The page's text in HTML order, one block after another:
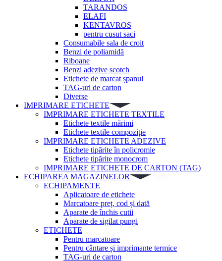
TARANDOS
ELAFI
KENTAVROS
pentru cusut saci
Consumabile sala de croit
Benzi de poliamidă
Riboane
Benzi adezive scotch
Etichete de marcat șpanul
TAG-uri de carton
Diverse
IMPRIMARE ETICHETE
IMPRIMARE ETICHETE TEXTILE
Etichete textile mărimi
Etichete textile compoziție
IMPRIMARE ETICHETE ADEZIVE
Etichete tipărite în policromie
Etichete tipărite monocrom
IMPRIMARE ETICHETE DE CARTON (TAG)
ECHIPAREA MAGAZINELOR
ECHIPAMENTE
Aplicatoare de etichete
Marcatoare preț, cod și dată
Aparate de închis cutii
Aparate de sigilat pungi
ETICHETE
Pentru marcatoare
Pentru cântare și imprimante termice
TAG-uri de carton